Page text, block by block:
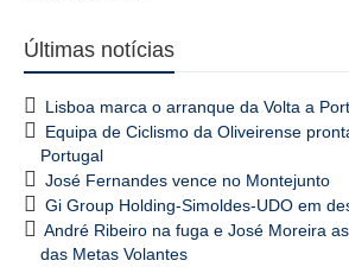
Últimas notícias
Lisboa marca o arranque da Volta a
Equipa de Ciclismo da Oliveirense
Portugal
José Fernandes vence no Montejunto
Gi Group Holding-Simoldes-UDO em
André Ribeiro na fuga e José Moreira
das Metas Volantes